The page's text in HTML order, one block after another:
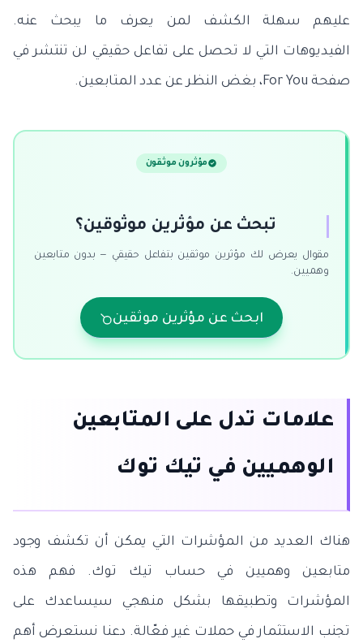
عليهم سهلة الكشف لمن يعرف ما يبحث عنه.
الفيديوهات التي لا تحصل على تفاعل حقيقي لن تنتشر في
صفحة For You، بغض النظر عن عدد المتابعين.
مؤثرون موثقون
تبحث عن مؤثرين موثوقين؟
مقوال يعرض لك مؤثرين موثقين بتفاعل حقيقي — بدون متابعين
وهميين.
ابحث عن مؤثرين موثقين
علامات تدل على المتابعين
الوهميين في تيك توك
هناك العديد من المؤشرات التي يمكن أن تكشف وجود
متابعين وهميين في حساب تيك توك. فهم هذه
المؤشرات وتطبيقها بشكل منهجي سيساعدك على
تجنب الاستثمار في حملات غير فعّالة. دعنا نستعرض أهم